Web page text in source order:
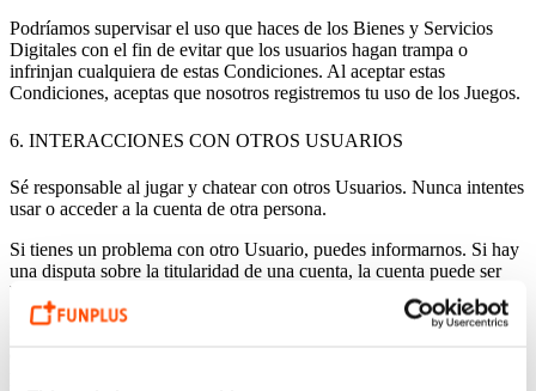
Podríamos supervisar el uso que haces de los Bienes y Servicios
Digitales con el fin de evitar que los usuarios hagan trampa o
infrinjan cualquiera de estas Condiciones. Al aceptar estas
Condiciones, aceptas que nosotros registremos tu uso de los Juegos.
6. INTERACCIONES CON OTROS USUARIOS
Sé responsable al jugar y chatear con otros Usuarios. Nunca intentes
usar o acceder a la cuenta de otra persona.
Si tienes un problema con otro Usuario, puedes informarnos. Si hay
una disputa sobre la titularidad de una cuenta, la cuenta puede ser
bloqueada hasta que se resuelva la situación.
Eres responsable de lo que compartes en los chats y en los espacios